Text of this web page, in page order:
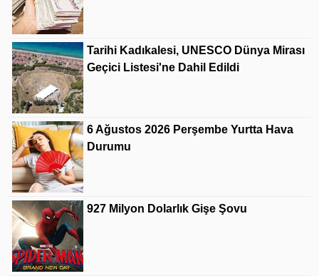
Tarihi Kadıkalesi, UNESCO Dünya Mirası
Geçici Listesi'ne Dahil Edildi
6 Ağustos 2026 Perşembe Yurtta Hava
Durumu
927 Milyon Dolarlık Gişe Şovu